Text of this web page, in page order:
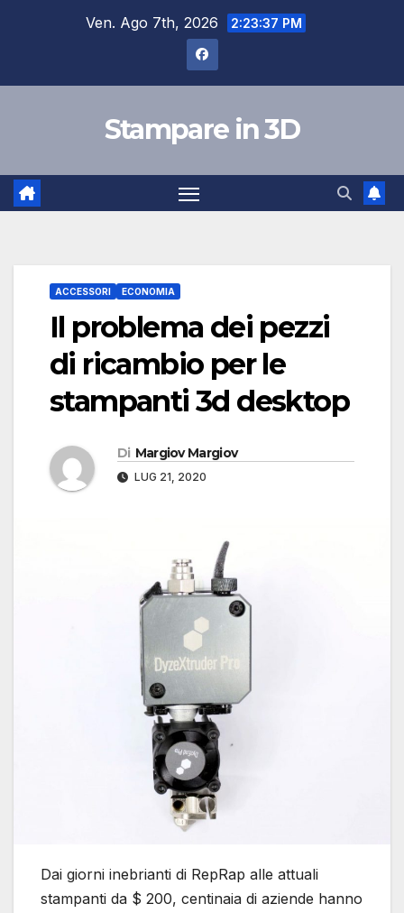
Ven. Ago 7th, 2026 2:23:38 PM
Stampare in 3D
ACCESSORI ECONOMIA
Il problema dei pezzi
di ricambio per le
stampanti 3d desktop
Di Margiov Margiov
LUG 21, 2020
Dai giorni inebrianti di RepRap alle attuali
stampanti da $ 200, centinaia di aziende hanno